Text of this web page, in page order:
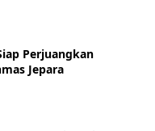
Perjuangkan
Jepara